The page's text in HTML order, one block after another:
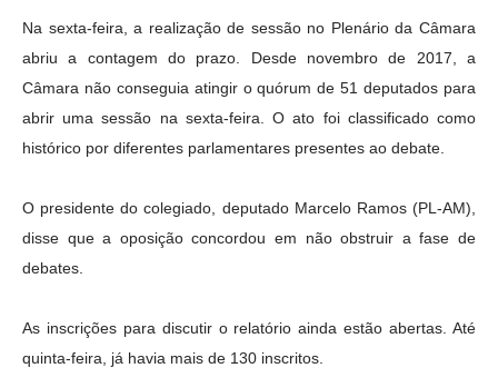
Na sexta-feira, a realização de sessão no Plenário da Câmara
abriu a contagem do prazo. Desde novembro de 2017, a
Câmara não conseguia atingir o quórum de 51 deputados para
abrir uma sessão na sexta-feira. O ato foi classificado como
histórico por diferentes parlamentares presentes ao debate.
O presidente do colegiado, deputado Marcelo Ramos (PL-AM),
disse que a oposição concordou em não obstruir a fase de
debates.
As inscrições para discutir o relatório ainda estão abertas. Até
quinta-feira, já havia mais de 130 inscritos.